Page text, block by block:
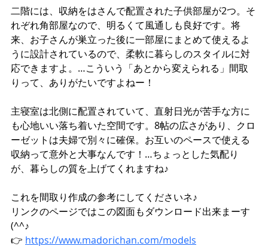
二階には、収納をはさんで配置された子供部屋が2つ。そ
れぞれ角部屋なので、明るくて風通しも良好です。将
来、お子さんが巣立った後に一部屋にまとめて使えるよ
うに設計されているので、柔軟に暮らしのスタイルに対
応できますよ。…こういう「あとから変えられる」間取
りって、ありがたいですよねー！
主寝室は北側に配置されていて、直射日光が苦手な方に
も心地いい落ち着いた空間です。8帖の広さがあり、クロ
ーゼットは夫婦で別々に確保。お互いのペースで使える
収納って意外と大事なんです！…ちょっとした気配り
が、暮らしの質を上げてくれますね♪
これを間取り作成の参考にしてくださいネ♪
リンクのページではこの図面もダウンロード出来まーす
(^^♪
👉 https://www.madorichan.com/models